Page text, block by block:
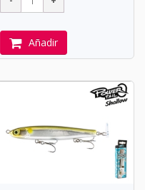
Añadir